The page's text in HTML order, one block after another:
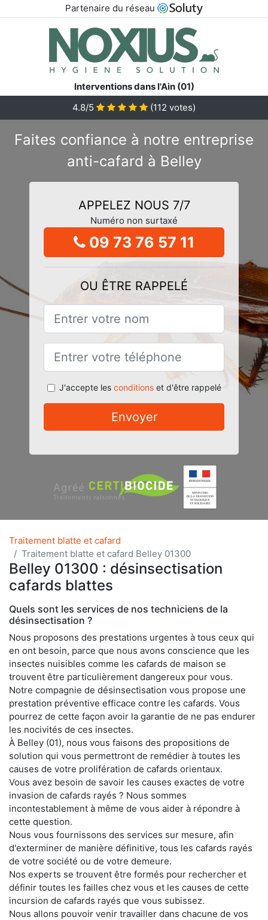
Partenaire du réseau
Interventions dans l'Ain (01)
4.8/5
(112 votes)
Faites confiance à notre entreprise
anti-cafard à Belley
APPELEZ NOUS 7/7
Numéro non surtaxé
09 73 76 57 11
OU ÊTRE RAPPELÉ
J'accepte les conditionset d'être rappelé
Envoyer
Traitement blatte et cafard
Traitement blatte et cafard Belley 01300
Belley 01300 : désinsectisation
cafards blattes
Quels sont les services de nos techniciens de la
désinsectisation ?
Nous proposons des prestations urgentes à tous ceux qui
en ont besoin, parce que nous avons conscience que les
insectes nuisibles comme les cafards de maison se
trouvent être particulièrement dangereux pour vous.
Notre compagnie de désinsectisation vous propose une
prestation préventive efficace contre les cafards. Vous
pourrez de cette façon avoir la garantie de ne pas endurer
les nocivités de ces insectes.
À Belley (01), nous vous faisons des propositions de
solution qui vous permettront de remédier à toutes les
causes de votre prolifération de cafards orientaux.
Vous avez besoin de savoir les causes exactes de votre
invasion de cafards rayés ? Nous sommes
incontestablement à même de vous aider à répondre à
cette question.
Nous vous fournissons des services sur mesure, afin
d'exterminer de manière définitive, tous les cafards rayés
de votre société ou de votre demeure.
Nos experts se trouvent être formés pour rechercher et
définir toutes les failles chez vous et les causes de cette
incursion de cafards rayés que vous subissez.
Nous allons pouvoir venir travailler dans chacune de vos